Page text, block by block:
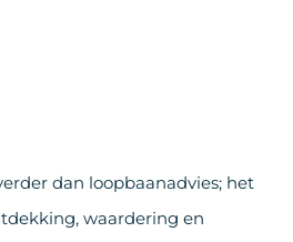
dan loopbaanadvies; het
waardering en